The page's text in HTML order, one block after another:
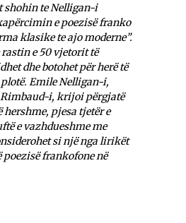
shohin te Nelligan-i
e poezisë franko
klasike te ajo moderne”.
rastin e 50 vjetorit të
dhe botohet për herë të
Emile Nelligan-i,
i, krijoi përgjatë
hershme, pjesa tjetër e
e vazhdueshme me
si një nga lirikët
poezisë frankofone në